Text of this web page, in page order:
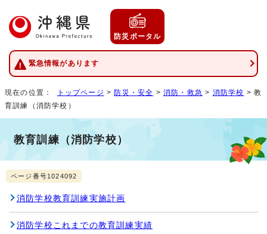
防災ポータル
緊急情報があります
現在の位置： トップページ >防災・安全 >消防・救急 > 消防学校 > 教
育訓練（消防学校）
教育訓練（消防学校）
ページ番号1024092
消防学校教育訓練実施計画
消防学校これまでの教育訓練実績